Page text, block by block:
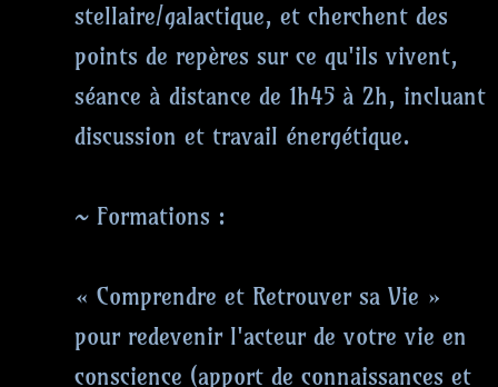
stellaire/galactique, et cherchent des
points de repères sur ce qu'ils vivent,
séance à distance de 1h45 à 2h, incluant
discussion et travail énergétique.
~ Formations :
« Comprendre et Retrouver sa Vie »
pour redevenir l'acteur de votre vie en
conscience (apport de connaissances et